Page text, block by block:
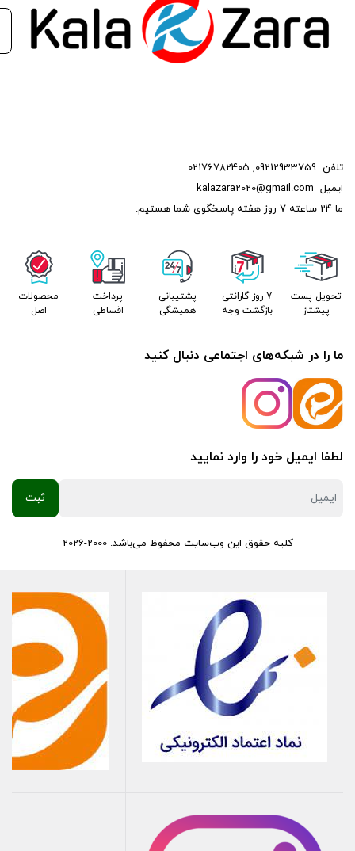
تلفن 09212933759
,
02176782405
ایمیل kalazara2020@gmail.com
ما 24 ساعته 7 روز هفته پاسخگوی شما هستیم.
تحویل پست
پیشتاز
7 روز گارانتی
بازگشت وجه
پشتیبانی
همیشگی
پرداخت
اقساطی
محصولات
اصل
ما را در شبکه‌های اجتماعی دنبال کنید
لطفا ایمیل خود را وارد نمایید
کلیه حقوق این وب‌سایت محفوظ می‌باشد. 2000-2026